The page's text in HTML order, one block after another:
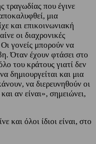
τραγωδίας που έγινε
μια
και επικοινωνιακή
οι διαχρονικές
γονείς μπορούν να
Όταν έχουν φτάσει στο
του κράτους γιατί δεν
δημιουργείται και μια
να διερευνηθούν οι
αν είναι», σημειώνει,
και όλοι ίδιοι είναι, στο